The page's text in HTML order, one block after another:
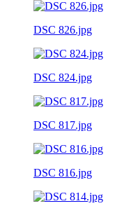
DSC 826.jpg
DSC 824.jpg
DSC 817.jpg
DSC 816.jpg